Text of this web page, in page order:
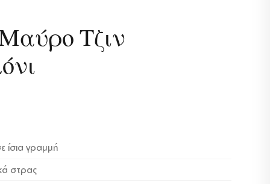
Τζιν
ίσια γραμμή
στρας